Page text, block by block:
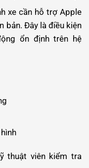
xe cần hỗ trợ Apple
bản. Đây là điều kiện
ổn định trên hệ
thuật viên kiểm tra